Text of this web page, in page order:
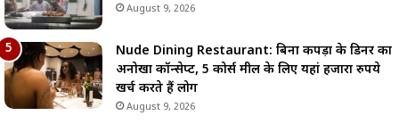
August 9, 2026
Nude Dining Restaurant: बिना कपड़ों के डिनर का
अनोखा कॉन्सेप्ट, 5 कोर्स मील के लिए यहां हजारों रुपये
खर्च करते हैं लोग
August 9, 2026